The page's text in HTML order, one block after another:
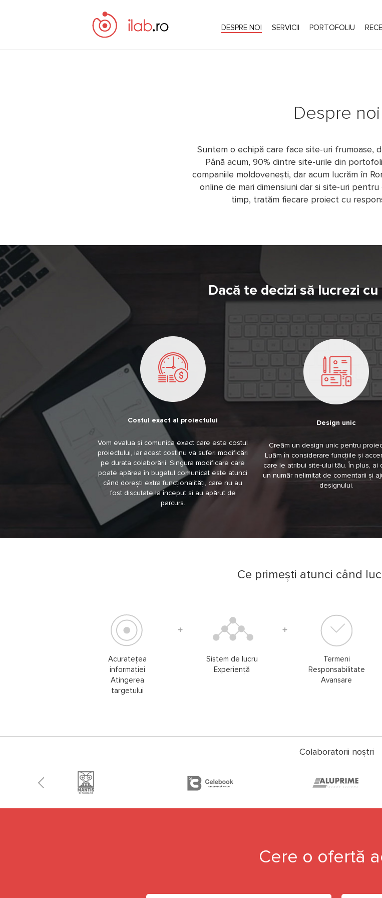
DESPRE NOI SERVICII PORTOFOLIU
Despre noi
Suntem o echipă care face site-uri frumoase,
Până acum, 90% dintre site-urile din
companiile moldovenești, dar acum lucrăm în
online de mari dimensiuni dar si site-uri pentru
timp, tratăm fiecare proiect cu
Dacă te decizi să lucrezi
Costul exact al proiectului
Vom evalua și comunica exact care este costul
proiectului, iar acest cost nu va suferi modificări
pe durata colaborării. Singura modificare care
poate apărea în bugetul comunicat este atunci
când dorești extra funcționalități, care nu au
fost discutate la început și au apărut de
parcurs.
Design unic
Creăm un design unic pentru
Luăm în considerare funcțiile și
care le atribui site-ului tău. În plus, ai
un număr nelimitat de comentarii și
designului.
Ce primești atunci când
Acuratețea
informației
Atingerea
targetului
Sistem de lucru
Experiență
Termeni
Responsabilitate
Avansare
Colaboratorii noștri
Cere o ofertă